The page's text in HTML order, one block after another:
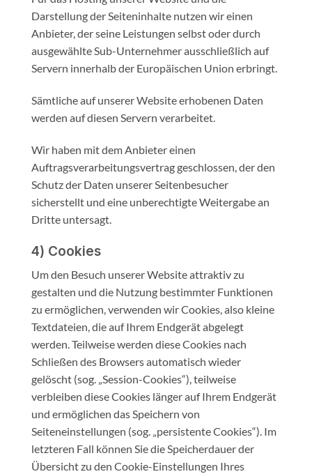
Darstellung der Seiteninhalte nutzen wir einen
Anbieter, der seine Leistungen selbst oder durch
ausgewählte Sub-Unternehmer ausschließlich auf
Servern innerhalb der Europäischen Union erbringt.
Sämtliche auf unserer Website erhobenen Daten
werden auf diesen Servern verarbeitet.
Wir haben mit dem Anbieter einen
Auftragsverarbeitungsvertrag geschlossen, der den
Schutz der Daten unserer Seitenbesucher
sicherstellt und eine unberechtigte Weitergabe an
Dritte untersagt.
4) Cookies
Um den Besuch unserer Website attraktiv zu
gestalten und die Nutzung bestimmter Funktionen
zu ermöglichen, verwenden wir Cookies, also kleine
Textdateien, die auf Ihrem Endgerät abgelegt
werden. Teilweise werden diese Cookies nach
Schließen des Browsers automatisch wieder
gelöscht (sog. „Session-Cookies“), teilweise
verbleiben diese Cookies länger auf Ihrem Endgerät
und ermöglichen das Speichern von
Seiteneinstellungen (sog. „persistente Cookies“). Im
letzteren Fall können Sie die Speicherdauer der
Übersicht zu den Cookie-Einstellungen Ihres